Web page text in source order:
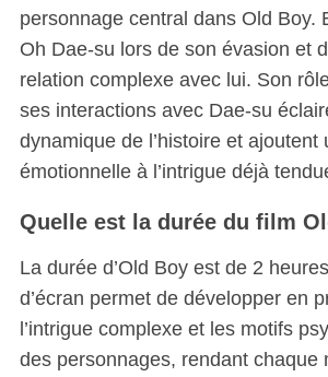
personnage central dans Old Boy.
Oh Dae-su lors de son évasion et
relation complexe avec lui. Son
ses interactions avec Dae-su
dynamique de l’histoire et ajoutent
émotionnelle à l’intrigue déjà
Quelle est la durée du film
La durée d’Old Boy est de 2
d’écran permet de développer en
l’intrigue complexe et les motifs
des personnages, rendant chaque